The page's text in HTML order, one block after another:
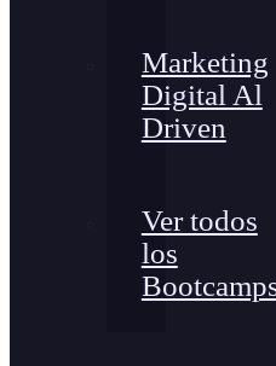
Marketing
Digital Al
Driven
Ver todos
los